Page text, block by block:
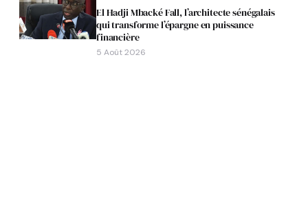
El Hadji Mbacké Fall, l’architecte sénégalais
qui transforme l’épargne en puissance
financière
5 Août 2026